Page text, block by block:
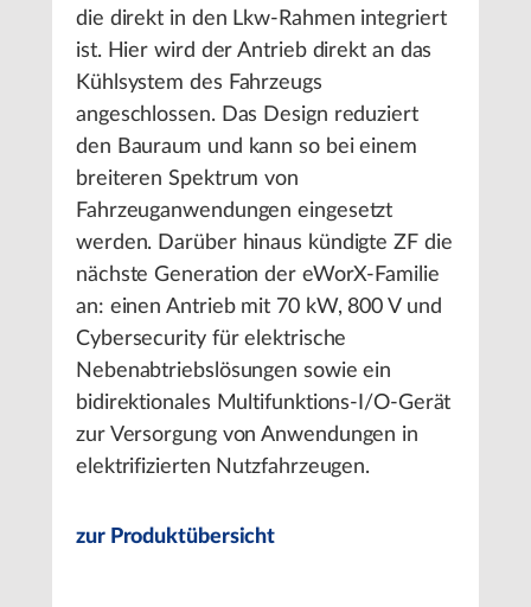
die direkt in den Lkw-Rahmen integriert
ist. Hier wird der Antrieb direkt an das
Kühlsystem des Fahrzeugs
angeschlossen. Das Design reduziert
den Bauraum und kann so bei einem
breiteren Spektrum von
Fahrzeuganwendungen eingesetzt
werden. Darüber hinaus kündigte ZF die
nächste Generation der eWorX-Familie
an: einen Antrieb mit 70 kW, 800 V und
Cybersecurity für elektrische
Nebenabtriebslösungen sowie ein
bidirektionales Multifunktions-I/O-Gerät
zur Versorgung von Anwendungen in
elektrifizierten Nutzfahrzeugen.
zur Produktübersicht